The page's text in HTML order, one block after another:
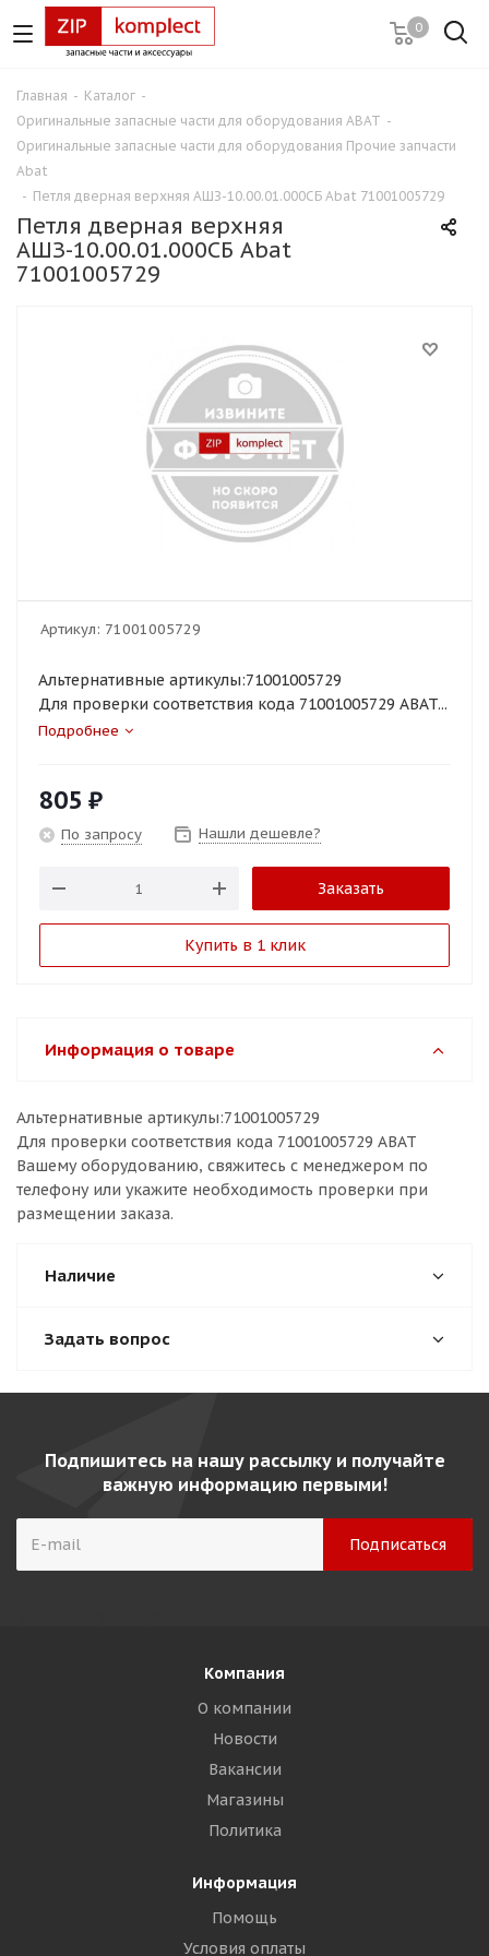
0
Главная - Каталог -
Оригинальные запасные части для оборудования ABAT -
Оригинальные запасные части для оборудования Прочие запчасти
Abat
- Петля дверная верхняя АШЗ-10.00.01.000СБ Abat 71001005729
Петля дверная верхняя
АШЗ-10.00.01.000СБ Abat
71001005729
Артикул: 71001005729
Альтернативные артикулы:71001005729
Для проверки соответствия кода 71001005729 ABAT...
Подробнее
805 ₽
По запросу Нашли дешевле?
Заказать
Купить в 1 клик
Информация о товаре
Альтернативные артикулы:71001005729
Для проверки соответствия кода 71001005729 ABAT
Вашему оборудованию, свяжитесь с менеджером по
телефону или укажите необходимость проверки при
размещении заказа.
Наличие
Задать вопрос
Подпишитесь на нашу рассылку и получайте
важную информацию первыми!
Компания
О компании
Новости
Вакансии
Магазины
Политика
Информация
Помощь
Условия оплаты